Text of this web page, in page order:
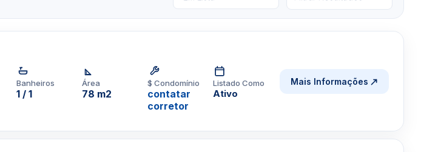
Banheiros
1 / 1
Área
78 m2
$ Condomínio
contatar
corretor
Listado Como
Ativo
Mais Informações